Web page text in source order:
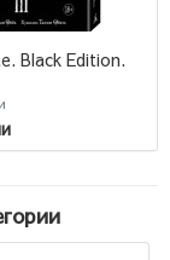
Black Edition.